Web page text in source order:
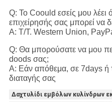
Q: Το Coould εσείς μου
επιχείρησής σας μπορεί να
Α: T/T. Western Union,
Q: Θα μπορούσατε να μου
doods σας;
Α: Εάν απόθεμα, σε 7days ή
διαταγής σας
Δαχτυλίδι εμβόλων κυλίνδρων